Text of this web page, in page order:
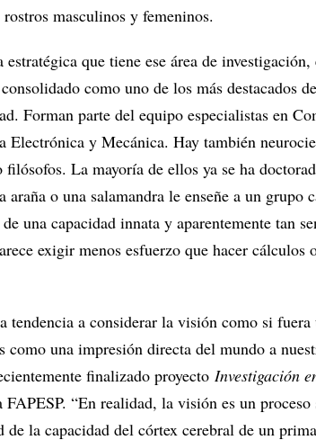
masculinos y femeninos.
que tiene ese área de
como uno de los más destacados
Forman parte del equipo especialistas en
Electrónica y Mecánica. Hay también
La mayoría de ellos ya se ha
araña o una salamandra le enseñe a un grupo
una capacidad innata y aparentemente tan
exigir menos esfuerzo que hacer cálculos
tendencia a considerar la visión como si fuera
como una impresión directa del mundo a
finalizado proyecto Investigación
“En realidad, la visión es un proceso
de la capacidad del córtex cerebral de un